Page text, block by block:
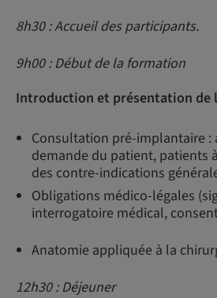
8h30 : Accueil des participants.
9h00 : Début de la formation
Introduction et présentation de
Consultation pré-implantaire :
demande du patient, patients
des contre-indications
Obligations médico-légales
interrogatoire médical,
Anatomie appliquée à la
12h30 : Déjeuner